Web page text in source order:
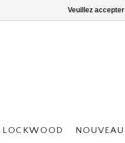
LOCKWOOD NOUVEAU
Veuillez